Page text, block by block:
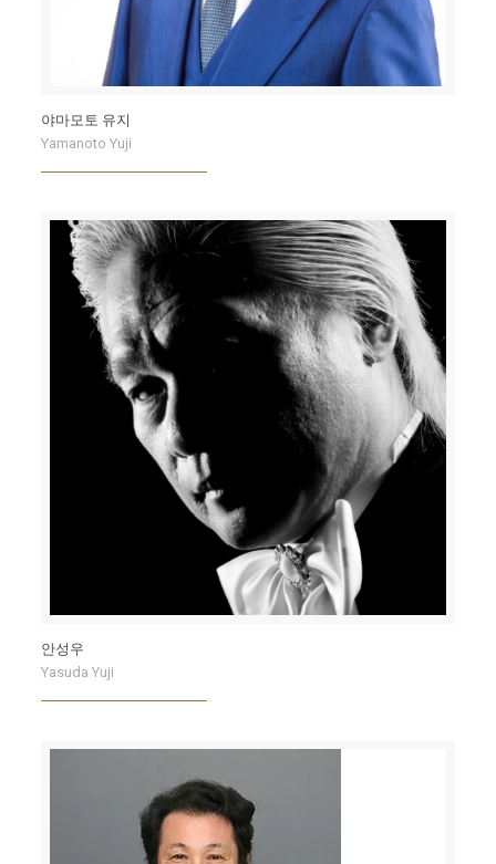
야마모토 유지
Yamanoto Yuji
안성우
Yasuda Yuji